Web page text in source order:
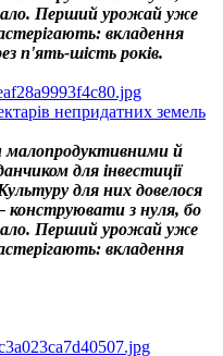
Перший урожай уже
вкладення
п'ять-шість років.
непридатних земель
малопродуктивними й
для інвестиції
для них довелося
з нуля, бо
Перший урожай уже
вкладення